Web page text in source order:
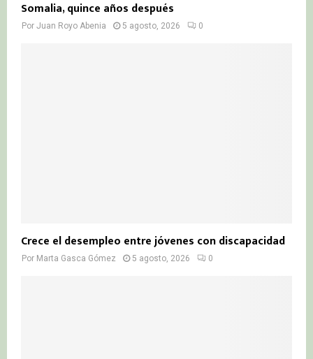
Somalia, quince años después
Por Juan Royo Abenia 5 agosto, 2026 0
Crece el desempleo entre jóvenes con discapacidad
Por Marta Gasca Gómez 5 agosto, 2026 0